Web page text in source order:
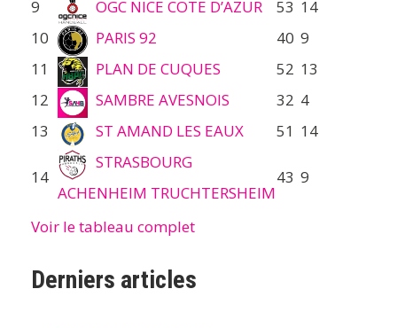
9
OGC NICE COTE D’AZUR 53 14
10
PARIS 92 40 9
11
PLAN DE CUQUES 52 13
12
SAMBRE AVESNOIS 32 4
13
ST AMAND LES EAUX 51 14
14
STRASBOURG
ACHENHEIM TRUCHTERSHEIM
43 9
Voir le tableau complet
Derniers articles